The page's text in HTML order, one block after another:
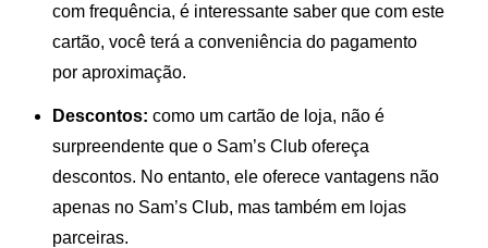
com frequência, é interessante saber que com este
cartão, você terá a conveniência do pagamento
por aproximação.
Descontos: como um cartão de loja, não é
surpreendente que o Sam’s Club ofereça
descontos. No entanto, ele oferece vantagens não
apenas no Sam’s Club, mas também em lojas
parceiras.